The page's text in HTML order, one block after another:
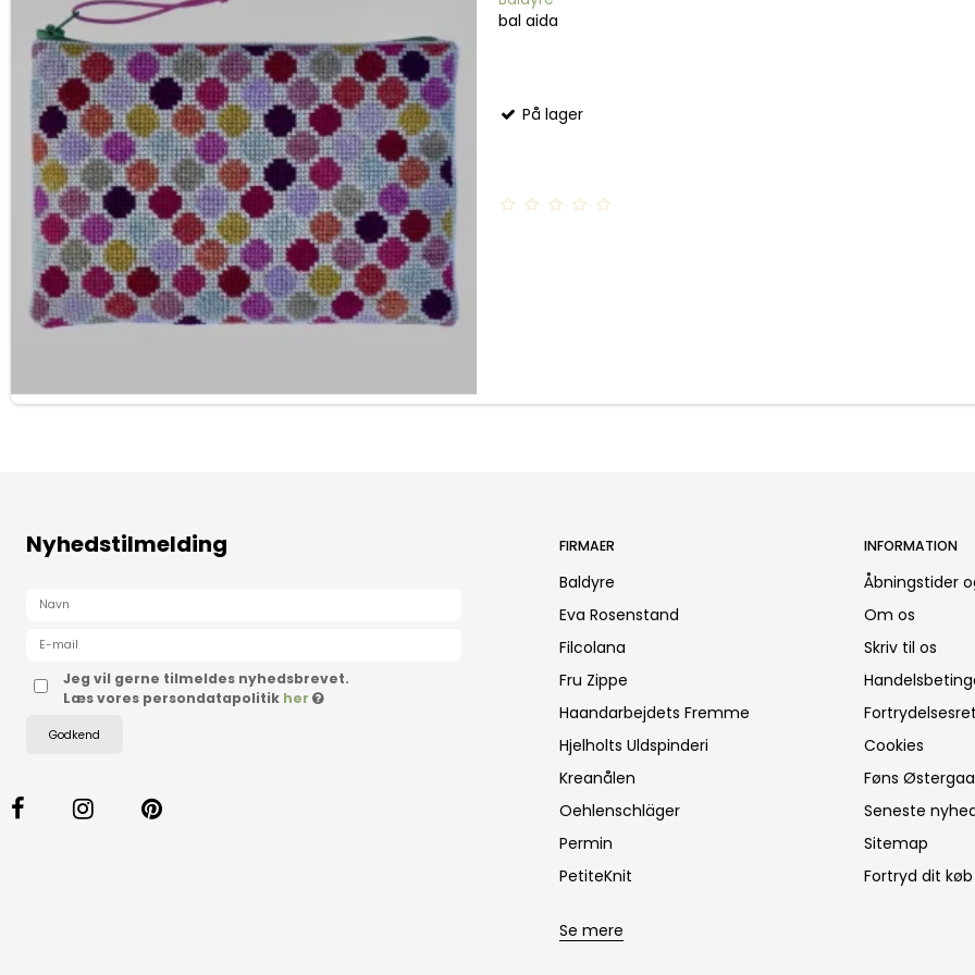
bal aida
På lager
Nyhedstilmelding
Jeg vil gerne tilmeldes nyhedsbrevet.
Læs vores persondatapolitik her
Godkend
FIRMAER
Baldyre
Eva Rosenstand
Filcolana
Fru Zippe
Haandarbejdets Fremme
Hjelholts Uldspinderi
Kreanålen
Oehlenschläger
Permin
PetiteKnit
Se mere
INFORMATION
Åbningstider
Om os
Skriv til os
Fortrydelsesret
Cookies
Føns
Seneste
Sitemap
Fortryd dit